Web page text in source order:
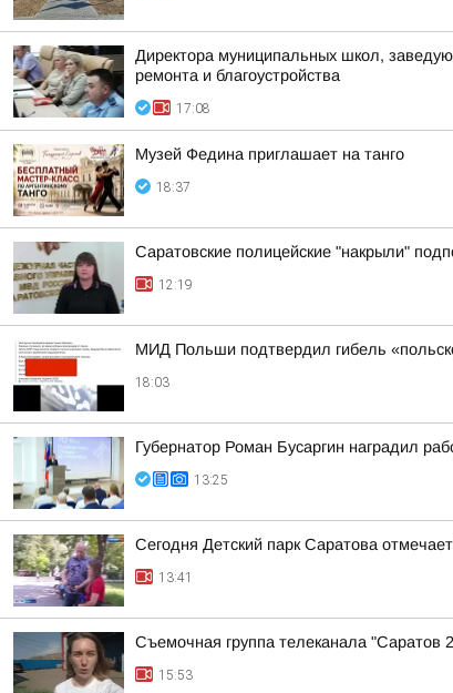
Директора муниципальных школ,
ремонта и благоустройства
17:08
Музей Федина приглашает на танго
18:37
Саратовские полицейские "накрыли"
12:19
МИД Польши подтвердил гибель
18:03
Губернатор Роман Бусаргин наградил
13:25
Сегодня Детский парк Саратова
13:41
Съемочная группа телеканала "Саратов
15:53